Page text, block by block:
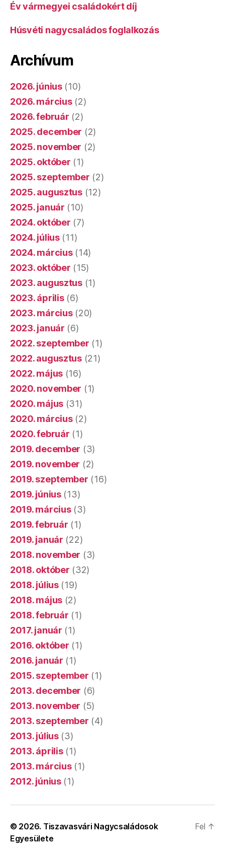
Év vármegyei családokért díj
Húsvéti nagycsaládos foglalkozás
Archívum
2026. június(10)
2026. március(2)
2026. február (2)
2025. december (2)
2025. november (2)
2025. október (1)
2025. szeptember (2)
2025. augusztus(12)
2025. január (10)
2024. október (7)
2024. július(11)
2024. március(14)
2023. október (15)
2023. augusztus(1)
2023. április(6)
2023. március(20)
2023. január (6)
2022. szeptember (1)
2022. augusztus(21)
2022. május (16)
2020. november (1)
2020. május (31)
2020. március(2)
2020. február (1)
2019. december (3)
2019. november (2)
2019. szeptember (16)
2019. június(13)
2019. március(3)
2019. február (1)
2019. január (22)
2018. november (3)
2018. október (32)
2018. július(19)
2018. május (2)
2018. február (1)
2017. január (1)
2016. október (1)
2016. január (1)
2015. szeptember (1)
2013. december (6)
2013. november (5)
2013. szeptember (4)
2013. július(3)
2013. április(1)
2013. március(1)
2012. június(1)
© 2026. Tiszavasvári Nagycsaládosok
Egyesülete
Fel ↑